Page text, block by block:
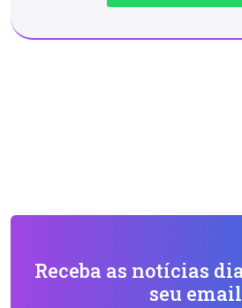
Receba as notícias
seu